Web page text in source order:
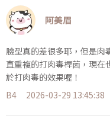
阿美眉
臉型真的差很多耶，但是肉
直重複的打肉毒桿菌，現在
於打肉毒的效果喔！
B4
2026-03-29 13:45:38